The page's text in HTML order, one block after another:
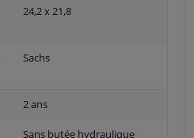
24,2 x 21,8
Sachs
2 ans
Sans butée hydraulique